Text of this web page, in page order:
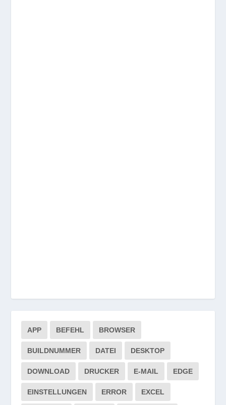
APP BEFEHL BROWSER
BUILDNUMMER DATEI DESKTOP
DOWNLOAD DRUCKER E-MAIL EDGE
EINSTELLUNGEN ERROR EXCEL